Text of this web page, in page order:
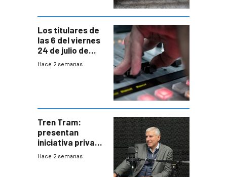
Los titulares de
las 6 del viernes
24 de julio de
2026
Hace 2 semanas
Tren Tram:
presentan
iniciativa privada
para una red de
Hace 2 semanas